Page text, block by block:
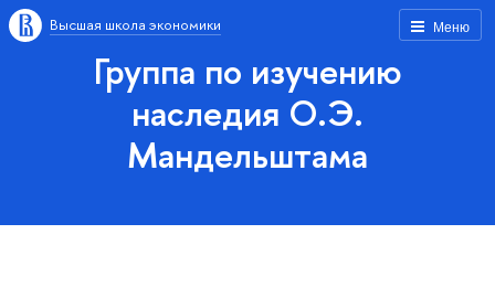
Меню
Высшая школа экономики
Группа по изучению
наследия О.Э.
Мандельштама